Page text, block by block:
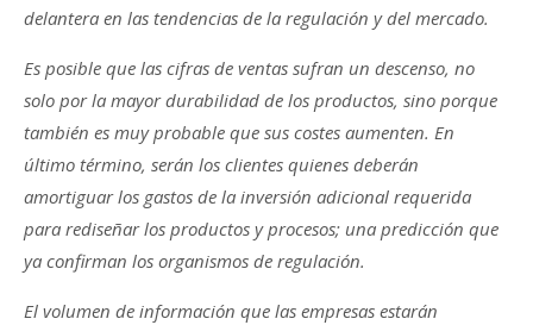
delantera en las tendencias de la regulación y del mercado.
Es posible que las cifras de ventas sufran un descenso, no
solo por la mayor durabilidad de los productos, sino porque
también es muy probable que sus costes aumenten. En
último término, serán los clientes quienes deberán
amortiguar los gastos de la inversión adicional requerida
para rediseñar los productos y procesos; una predicción que
ya confirman los organismos de regulación.
El volumen de información que las empresas estarán